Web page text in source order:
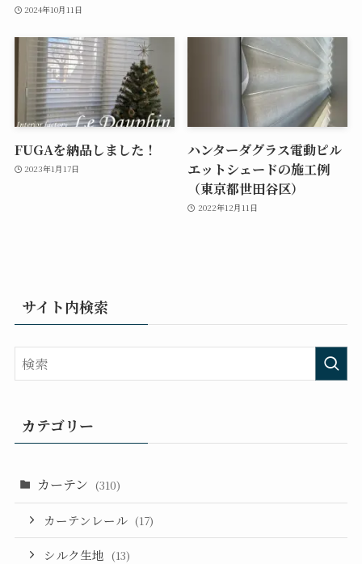
2024年10月11日
FUGAを納品しました！
2023年1月17日
ハンターダグラス電動ピル
エットシェードの施工例
（東京都世田谷区）
2022年12月11日
サイト内検索
カテゴリー
カーテン (310)
カーテンレール (17)
シルク生地 (13)